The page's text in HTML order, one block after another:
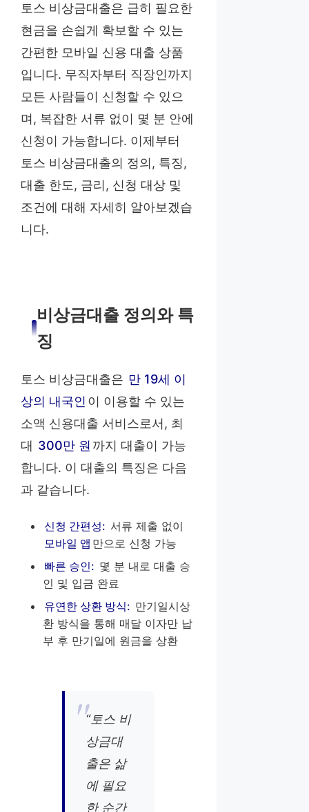
토스 비상금대출은 급히 필요한
현금을 손쉽게 확보할 수 있는
간편한 모바일 신용 대출 상품
입니다. 무직자부터 직장인까지
모든 사람들이 신청할 수 있으
며, 복잡한 서류 없이 몇 분 안에
신청이 가능합니다. 이제부터
토스 비상금대출의 정의, 특징,
대출 한도, 금리, 신청 대상 및
조건에 대해 자세히 알아보겠습
니다.
비상금대출 정의와 특
징
토스 비상금대출은 만 19세 이
상의 내국인 이 이용할 수 있는
소액 신용대출 서비스로서, 최
대 300만 원 까지 대출이 가능
합니다. 이 대출의 특징은 다음
과 같습니다.
신청 간편성: 서류 제출 없이
모바일 앱 만으로 신청 가능
빠른 승인: 몇 분 내로 대출 승
인 및 입금 완료
유연한 상환 방식: 만기일시상
환 방식을 통해 매달 이자만 납
부 후 만기일에 원금을 상환
“토스 비
상금대
출은 삶
에 필요
한 순간